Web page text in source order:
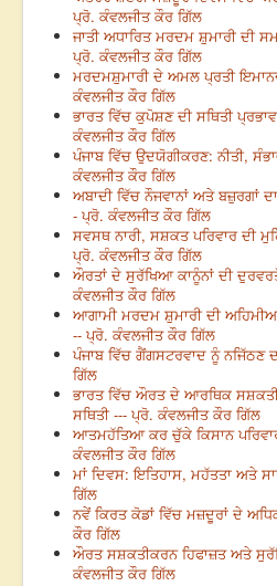
ਪ੍ਰੋ. ਕੰਵਲਜੀਤ ਕੌਰ ਗਿੱਲ
ਜਾਤੀ ਅਧਾਰਿਤ ਮਰਦਮ ਸ਼ੁਮਾਰੀ ਦੀ
ਪ੍ਰੋ. ਕੰਵਲਜੀਤ ਕੌਰ ਗਿੱਲ
ਮਰਦਮਸ਼ੁਮਾਰੀ ਦੇ ਅਮਲ ਪ੍ਰਤੀ
ਕੰਵਲਜੀਤ ਕੌਰ ਗਿੱਲ
ਭਾਰਤ ਵਿੱਚ ਕੁਪੋਸ਼ਣ ਦੀ ਸਥਿਤੀ
ਕੰਵਲਜੀਤ ਕੌਰ ਗਿੱਲ
ਪੰਜਾਬ ਵਿੱਚ ਉਦਯੋਗੀਕਰਣ: ਨੀਤੀ,
ਕੰਵਲਜੀਤ ਕੌਰ ਗਿੱਲ
ਅਬਾਦੀ ਵਿੱਚ ਨੌਜਵਾਨਾਂ ਅਤੇ ਬਜ਼ੁਰਗਾਂ
- ਪ੍ਰੋ. ਕੰਵਲਜੀਤ ਕੌਰ ਗਿੱਲ
ਸਵਸਥ ਨਾਰੀ, ਸਸ਼ਕਤ ਪਰਿਵਾਰ ਦੀ
ਪ੍ਰੋ. ਕੰਵਲਜੀਤ ਕੌਰ ਗਿੱਲ
ਔਰਤਾਂ ਦੇ ਸੁਰੱਖਿਆ ਕਾਨੂੰਨਾਂ ਦੀ
ਕੰਵਲਜੀਤ ਕੌਰ ਗਿੱਲ
ਆਗਾਮੀ ਮਰਦਮ ਸ਼ੁਮਾਰੀ ਦੀ
-- ਪ੍ਰੋ. ਕੰਵਲਜੀਤ ਕੌਰ ਗਿੱਲ
ਪੰਜਾਬ ਵਿੱਚ ਗੈਂਗਸਟਰਵਾਦ ਨੂੰ ਨਜਿੱਠਣ
ਗਿੱਲ
ਭਾਰਤ ਵਿੱਚ ਔਰਤ ਦੇ ਆਰਥਿਕ
ਸਥਿਤੀ --- ਪ੍ਰੋ. ਕੰਵਲਜੀਤ ਕੌਰ ਗਿੱਲ
ਆਤਮਹੱਤਿਆ ਕਰ ਚੁੱਕੇ ਕਿਸਾਨ
ਕੰਵਲਜੀਤ ਕੌਰ ਗਿੱਲ
ਮਾਂ ਦਿਵਸ: ਇਤਿਹਾਸ, ਮਹੱਤਤਾ ਅਤੇ
ਗਿੱਲ
ਨਵੇਂ ਕਿਰਤ ਕੋਡਾਂ ਵਿੱਚ ਮਜ਼ਦੂਰਾਂ ਦੇ
ਕੌਰ ਗਿੱਲ
ਔਰਤ ਸਸ਼ਕਤੀਕਰਨ ਹਿਫਾਜ਼ਤ ਅਤੇ
ਕੰਵਲਜੀਤ ਕੌਰ ਗਿੱਲ